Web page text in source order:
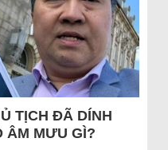
TỊCH ĐÃ DÍNH
ÂM MƯU GÌ?